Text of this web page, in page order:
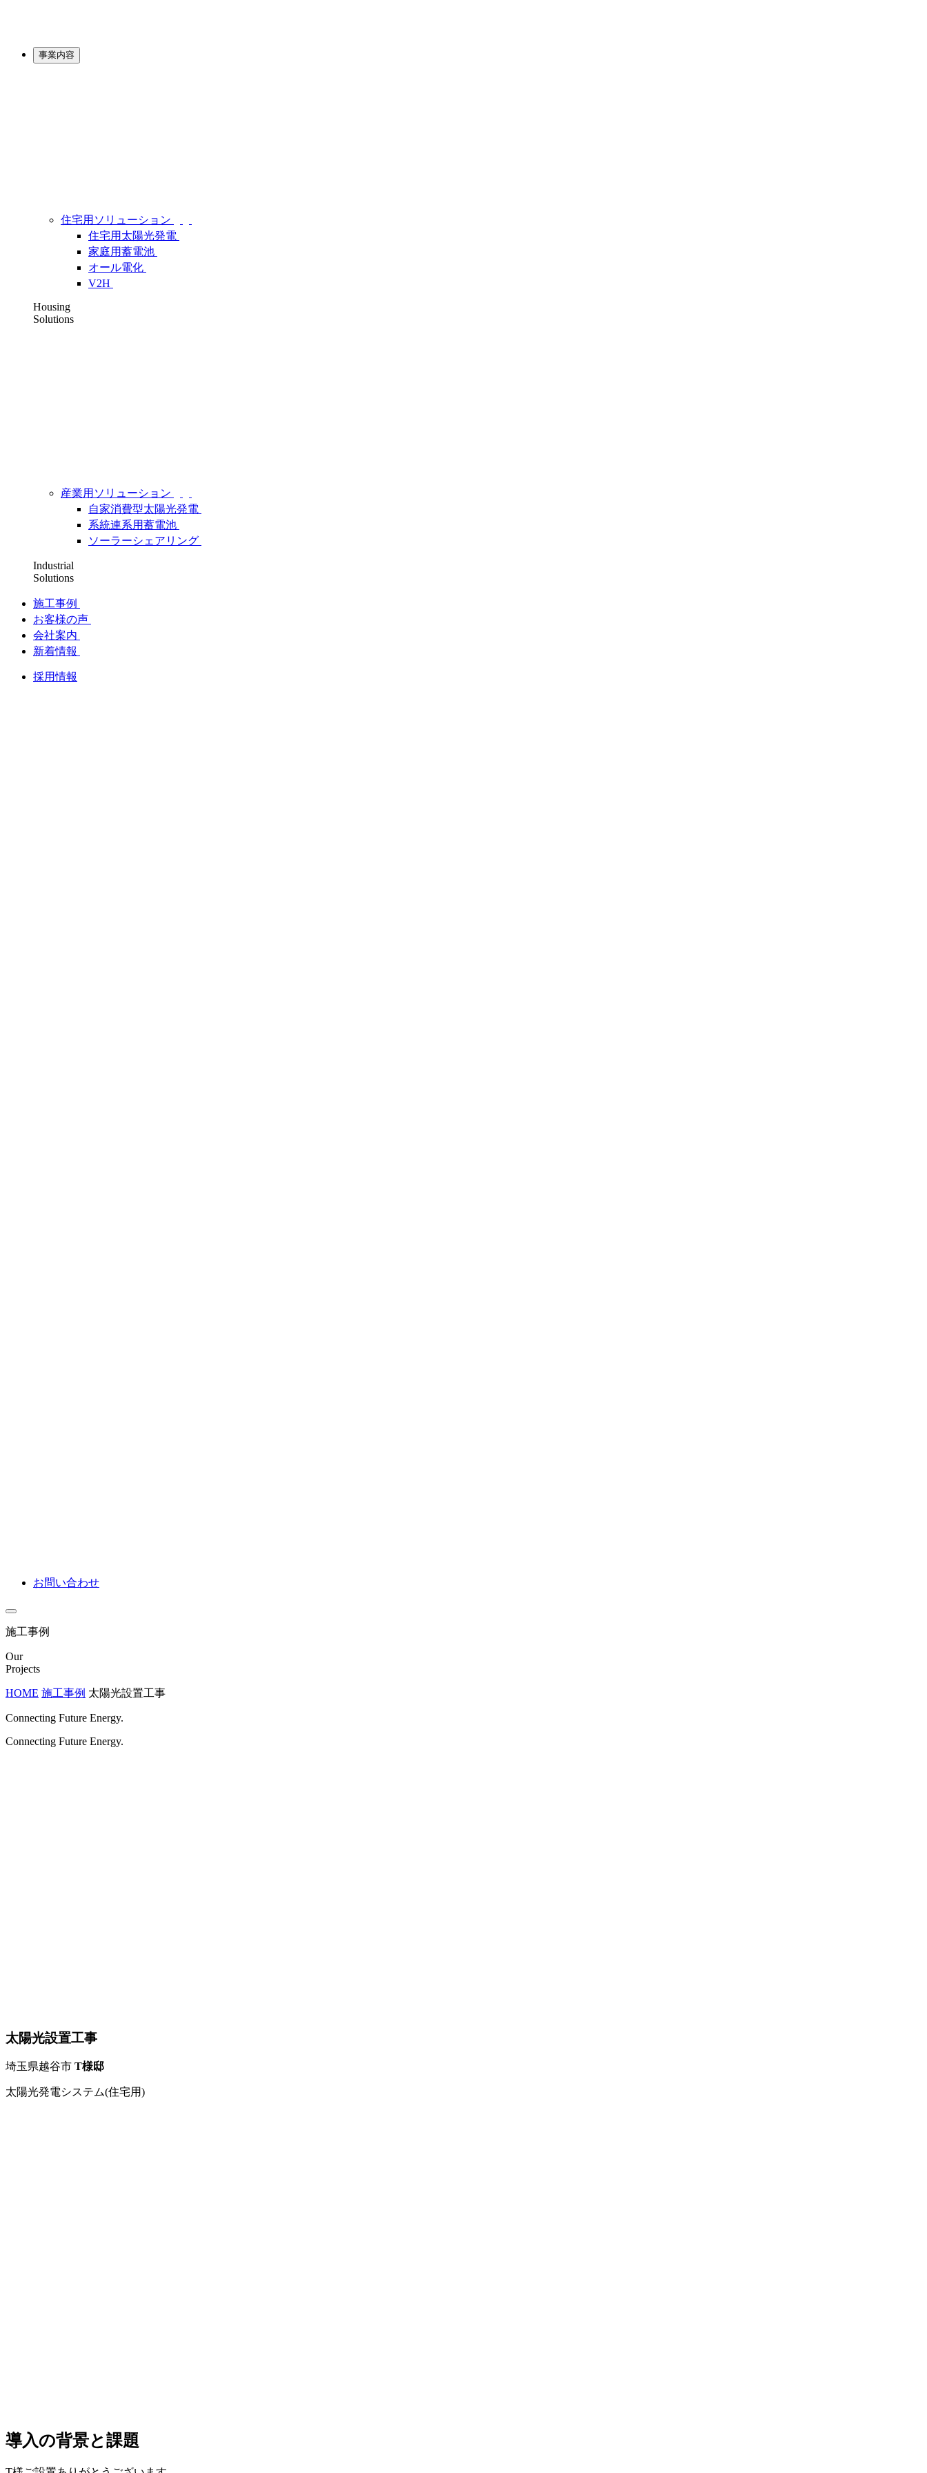
事業内容
住宅用ソリューション
住宅用太陽光発電
家庭用蓄電池
オール電化
V2H
Housing
Solutions
産業用ソリューション
自家消費型太陽光発電
系統連系用蓄電池
ソーラーシェアリング
Industrial
Solutions
施工事例
お客様の声
会社案内
新着情報
採用情報
お問い合わせ
施工事例
Our
Projects
HOME 施工事例 太陽光設置工事
Connecting Future Energy.
Connecting Future Energy.
太陽光設置工事
埼玉県越谷市 T様邸
太陽光発電システム(住宅用)
導入の背景と課題